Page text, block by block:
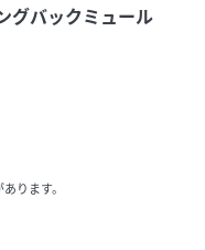
グバックミュール
ります。